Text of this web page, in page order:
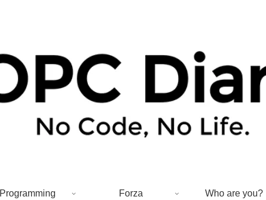
Programming Forza Who are you?